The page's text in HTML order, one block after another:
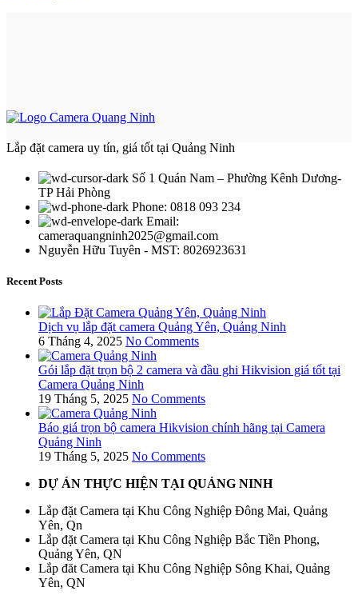
Lắp đặt camera uy tín, giá tốt tại Quảng Ninh
Số 1 Quán Nam – Phường Kênh Dương-
TP Hải Phòng
Phone: 0818 093 234
Email:
cameraquangninh2025@gmail.com
Nguyễn Hữu Tuyên - MST: 8026923631
Recent Posts
Dịch vụ lắp đặt camera Quảng Yên, Quảng Ninh
6 Tháng 4, 2025 No Comments
Gói lắp đặt trọn bộ 2 camera và đầu ghi Hikvision giá tốt tại
Camera Quảng Ninh
19 Tháng 5, 2025 No Comments
Báo giá trọn bộ camera Hikvision chính hãng tại Camera
Quảng Ninh
19 Tháng 5, 2025 No Comments
DỰ ÁN THỰC HIỆN TẠI QUẢNG NINH
Lắp đặt Camera tại Khu Công Nghiệp Đông Mai, Quảng
Yên, Qn
Lắp đặt Camera tại Khu Công Nghiệp Bắc Tiền Phong,
Quảng Yên, QN
Lắp đăt Camera tại Khu Công Nghiệp Sông Khai, Quảng
Yên, QN